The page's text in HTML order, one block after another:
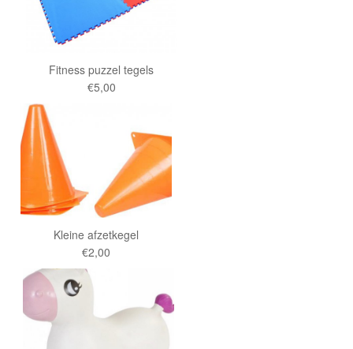
Fitness puzzel tegels
€5,00
Kleine afzetkegel
€2,00